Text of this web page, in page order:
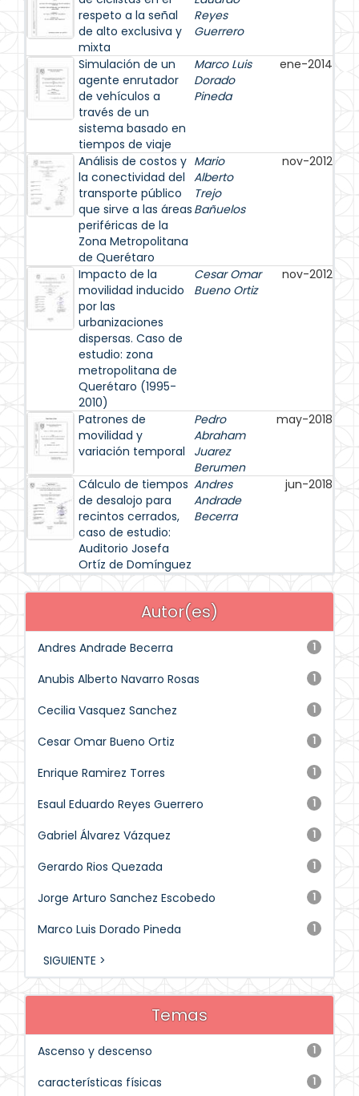
respeto a la señal
de alto exclusiva y
mixta
Reyes
Guerrero
Simulación de un
agente enrutador
de vehículos a
través de un
sistema basado en
tiempos de viaje
Marco Luis
Dorado
Pineda
ene-2014
Análisis de costos y
la conectividad del
transporte público
que sirve a las áreas
periféricas de la
Zona Metropolitana
de Querétaro
Mario
Alberto
Trejo
Bañuelos
nov-2012
Impacto de la
movilidad inducido
por las
urbanizaciones
dispersas. Caso de
estudio: zona
metropolitana de
Querétaro (1995-
2010)
Cesar Omar
Bueno Ortiz
nov-2012
Patrones de
movilidad y
variación temporal
Pedro
Abraham
Juarez
Berumen
may-2018
Cálculo de tiempos
de desalojo para
recintos cerrados,
caso de estudio:
Auditorio Josefa
Ortíz de Domínguez
Andres
Andrade
Becerra
jun-2018
Autor(es)
1
Andres Andrade Becerra
1
Anubis Alberto Navarro Rosas
1
Cecilia Vasquez Sanchez
1
Cesar Omar Bueno Ortiz
1
Enrique Ramirez Torres
1
Esaul Eduardo Reyes Guerrero
1
Gabriel Álvarez Vázquez
1
Gerardo Rios Quezada
1
Jorge Arturo Sanchez Escobedo
1
Marco Luis Dorado Pineda
SIGUIENTE >
Temas
1
Ascenso y descenso
1
características físicas